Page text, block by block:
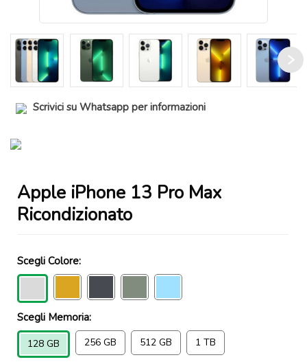
Scrivici su Whatsapp per informazioni
Apple iPhone 13 Pro Max
Ricondizionato
Scegli Colore:
Scegli Memoria:
128 GB 256 GB 512 GB 1 TB